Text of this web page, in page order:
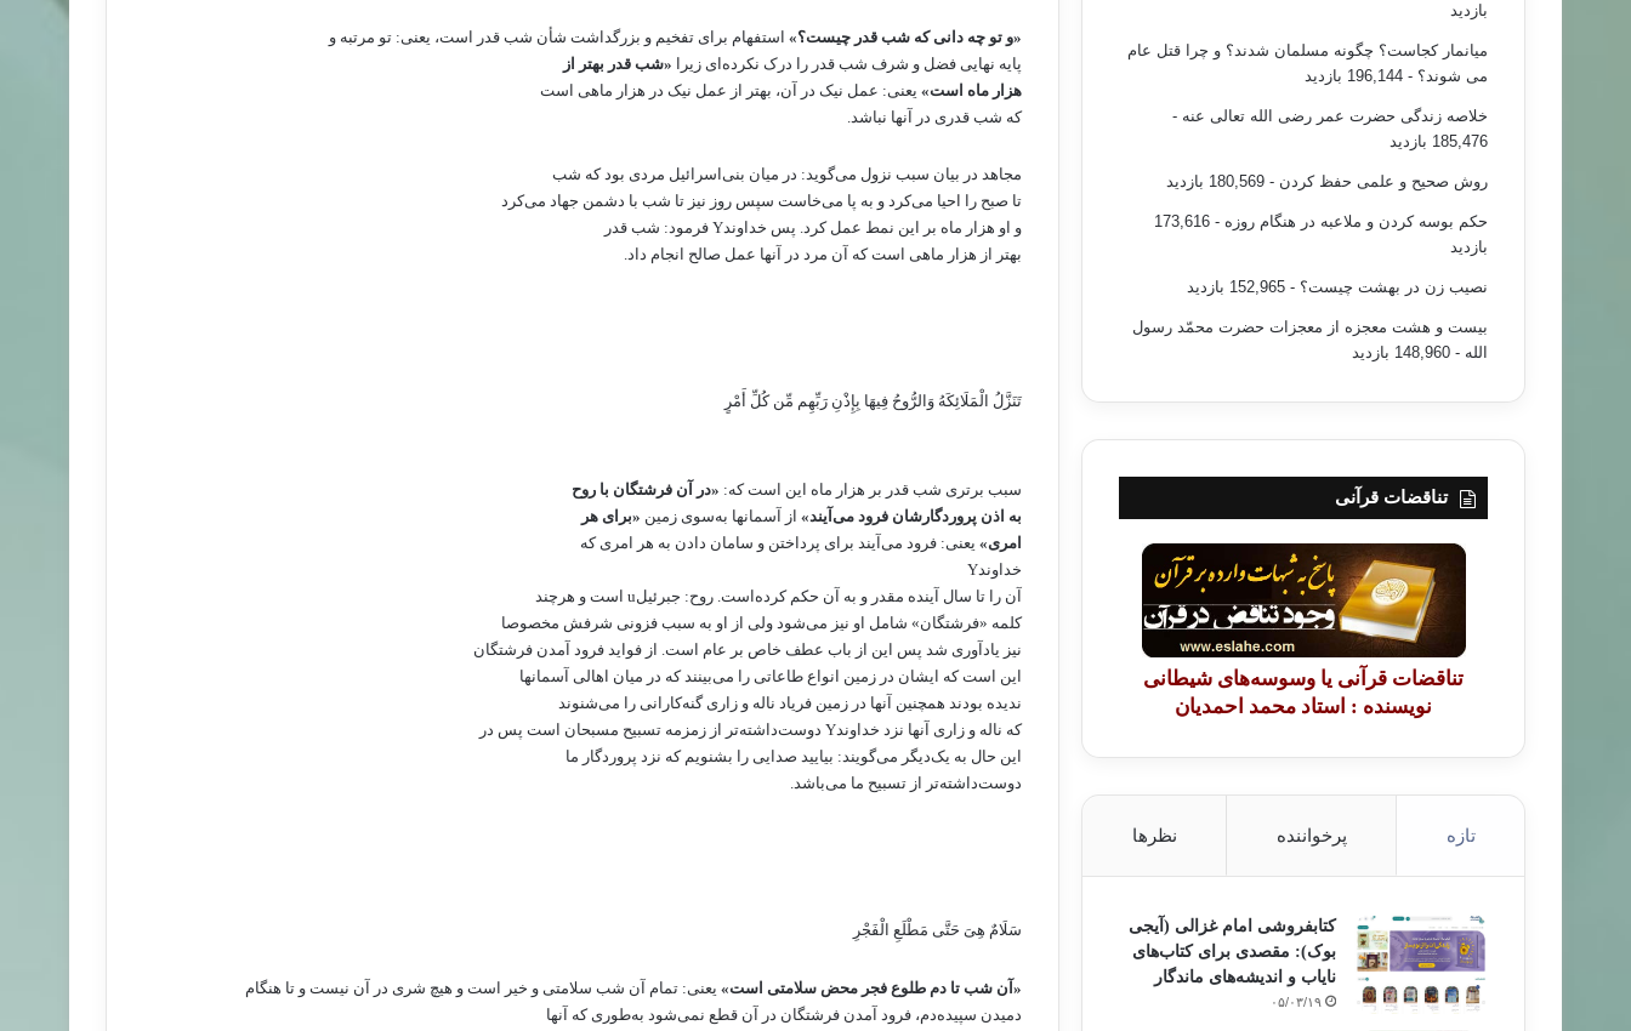
«و تو چه‌ دانی‌ که‌ شب‌ قدر چیست‌؟» استفهام‌ برای‌ تفخیم‌ و بزرگداشت‌ شأن ‌شب‌ قدر است‌، یعنی: تو مرتبه‌ و
پایه‌ نهایی‌ فضل‌ و شرف‌ شب‌ قدر را درک ‌نکرده‌ای‌ زیرا «شب‌ قدر بهتر از
هزار ماه ‌است» یعنی: عمل‌ نیک‌ در آن‌، بهتر از عمل‌ نیک‌ در هزار ماهی‌ است‌
که‌ شب‌ قدری‌ در آنها نباشد.
مجاهد در بیان‌ سبب‌ نزول‌ می‌گوید: در میان‌ بنی‌اسرائیل‌ مردی‌ بود که‌ شب‌
تا صبح‌ را احیا می‌کرد و به ‌پا می‌خاست‌ سپس‌ روز نیز تا شب‌ با دشمن‌ جهاد می‌کرد
و او هزار ماه‌ بر این‌ نمط عمل‌ کرد. پس‌ خداوندY فرمود: شب‌ قدر
بهتر از هزار ماهی‌ است‌ که‌ آن‌ مرد در آنها عمل‌ صالح‌ انجام‌ داد.
تَنَزَّلُ الْمَلَائِکَهُ وَالرُّوحُ فِیهَا بِإِذْنِ رَبِّهِم مِّن کُلِّ أَمْرٍ
سبب‌ برتری‌ شب‌ قدر بر هزار ماه‌ این‌ است‌ که: «در آن‌ فرشتگان‌ با روح‌
به‌ اذن ‌پروردگارشان‌ فرود می‌آیند» از آسمانها به‌سوی‌ زمین‌ «برای‌ هر
امری» یعنی: فرود می‌آیند برای‌ پرداختن‌ و سامان‌ دادن‌ به‌ هر امری‌ که‌
خداوندY
آن‌ را تا سال‌ آینده‌ مقدر و به‌ آن‌ حکم‌ کرده‌است‌. روح: جبرئیل‌u است‌ و هرچند
کلمه ‌«فرشتگان‌» شامل‌ او نیز می‌شود ولی‌ از او به ‌سبب‌ فزونی‌ شرفش‌ مخصوصا
نیز یادآوری‌ شد پس‌ این‌ از باب‌ عطف‌ خاص‌ بر عام‌ است‌. از فواید فرود آمدن ‌فرشتگان‌
این‌ است‌ که‌ ایشان‌ در زمین‌ انواع‌ طاعاتی‌ را می‌بینند که‌ در میان‌ اهالی ‌آسمانها
ندیده‌ بودند همچنین‌ آنها در زمین‌ فریاد ناله‌ و زاری‌ گنه‌کارانی‌ را می‌شنوند
که‌ ناله‌ و زاری‌ آنها نزد خداوندY دوست‌داشته‌تر از زمزمه‌ تسبیح ‌مسبحان‌ است‌ پس‌ در
این‌ حال‌ به‌ یک‌دیگر می‌گویند: بیایید صدایی‌ را بشنویم‌ که ‌نزد پروردگار ما
دوست‌داشته‌تر از تسبیح‌ ما می‌باشد.
سَلَامٌ هِیَ حَتَّى مَطْلَعِ الْفَجْرِ ‏
«آن‌ شب‌ تا دم‌ طلوع‌ فجر محض‌ سلامتی‌ است» یعنی: تمام‌ آن‌ شب‌ سلامتی‌ و خیر است‌ و هیچ‌ شری‌ در آن‌ نیست‌ و تا هنگام‌
دمیدن‌ سپیده‌دم‌، فرود آمدن ‌فرشتگان‌ در آن‌ قطع‌ نمی‌شود به‌طوری‌ که‌ آنها
بازدید
میانمار کجاست؟ چگونه مسلمان شدند؟ و چرا قتل عام
می شوند؟ - 196,144 بازدید
خلاصه زندگی حضرت عمر رضی الله تعالی عنه -
185,476 بازدید
روش صحیح و علمی حفظ کردن - 180,569 بازدید
حکم بوسه کردن و ملاعبه در هنگام روزه
- 173,616
بازدید
نصیب زن در بهشت چیست؟ - 152,965 بازدید
بیست و هشت معجزه از معجزات حضرت محمّد رسول
الله - 148,960 بازدید
تناقضات قرآنی
تناقضات قرآنی یا وسوسه‌های شیطانی
نویسنده : استاد محمد احمدیان
تازه پرخواننده نظرها
کتابفروشی امام غزالی (آیجی
بوک): مقصدی برای کتاب‌های
نایاب و اندیشه‌های ماندگار
۰۵/۰۳/۱۹